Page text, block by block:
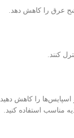
عرق را کاهش دهد.
کنند.
اسپایس‌ها را کاهش دهید
مناسب استفاده کنید.